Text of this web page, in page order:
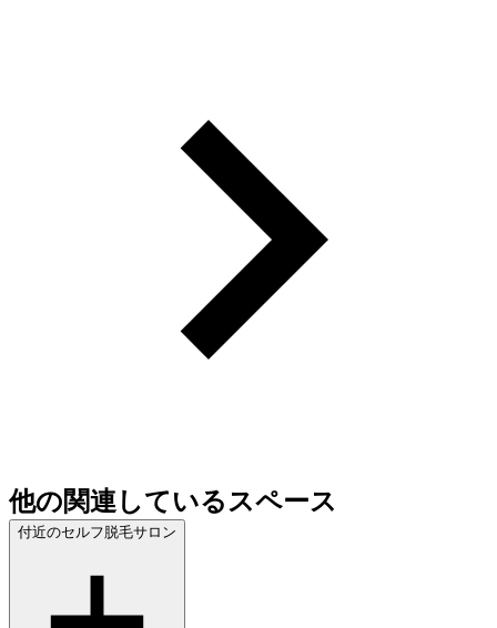
他の関連しているスペース
付近のセルフ脱毛サロン